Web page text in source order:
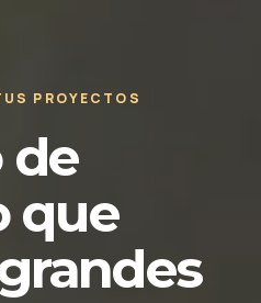
PROYECTOS
de
que